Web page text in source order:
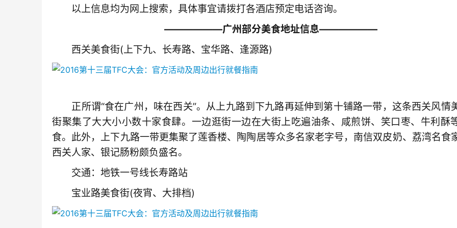
以上信息均为网上搜索，具体事宜请拨打各酒店预定电话咨询。
——————广州部分美食地址信息——————
西关美食街(上下九、长寿路、宝华路、逢源路)
正所谓“食在广州，味在西关”。从上九路到下九路再延伸到第十铺路一带，这条西关风情
街聚集了大大小小数十家食肆。一边逛街一边在大街上吃遍油条、咸煎饼、笑口枣、牛利酥
食。此外，上下九路一带更集聚了莲香楼、陶陶居等众多名家老字号，南信双皮奶、荔湾名食家
西关人家、银记肠粉颇负盛名。
交通：地铁一号线长寿路站
宝业路美食街(夜宵、大排档)